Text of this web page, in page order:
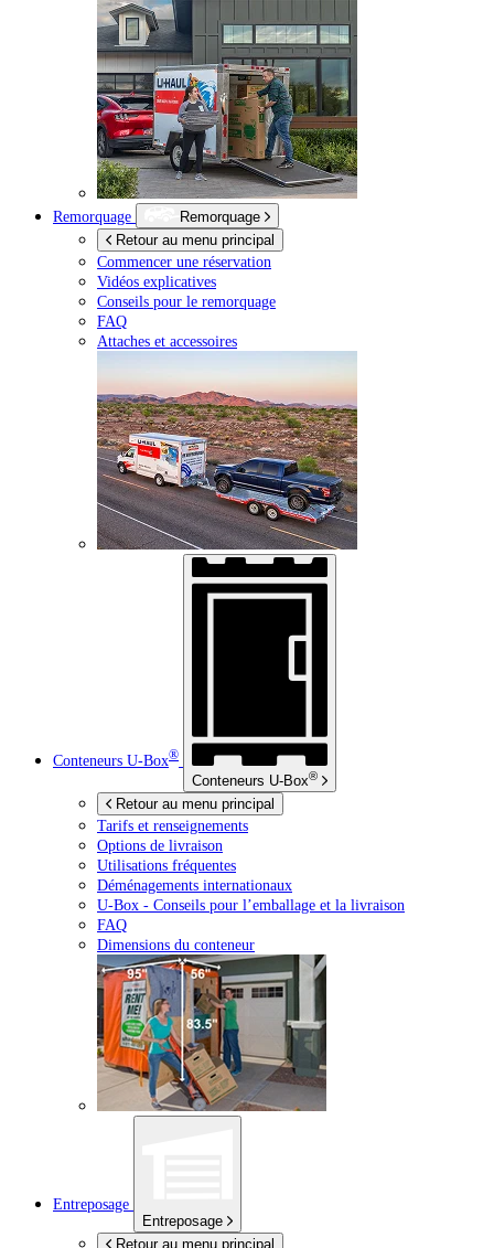
Remorquage
Remorquage
Retour au menu principal
Commencer une réservation
Vidéos explicatives
Conseils pour le remorquage
FAQ
Attaches et accessoires
Conteneurs U-Box®
Conteneurs U-Box®
Retour au menu principal
Tarifs et renseignements
Options de livraison
Utilisations fréquentes
Déménagements internationaux
U-Box - Conseils pour l’emballage et la livraison
FAQ
Dimensions du conteneur
Entreposage
Entreposage
Retour au menu principal